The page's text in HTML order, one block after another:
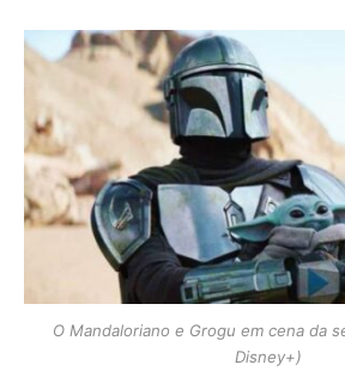
O Mandaloriano e Grogu em cena da
Disney+)